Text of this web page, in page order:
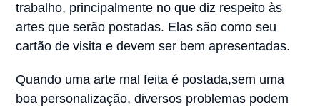
trabalho, principalmente no que diz respeito às
artes que serão postadas. Elas são como seu
cartão de visita e devem ser bem apresentadas.
Quando uma arte mal feita é postada,sem uma
boa personalização, diversos problemas podem